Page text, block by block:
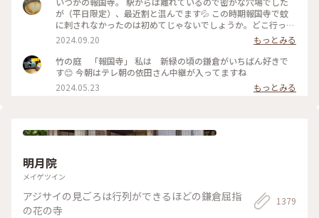
が（平日限定）、最近割と混んでます💦 この時期報国寺で蚊
に刺されなかったのは初めてじゃないでしょうか。どこ行っ
た〜🦟 #ことりっぷ旅2024 #鎌倉
2024.09.20
もっとみる
竹の庭 「報国寺」 私は 新緑の頃の鎌倉がいちばん好きで
す😊 今朝はテレ朝の依田さん中継が入ってますね
2024.05.23
もっとみる
明月院
メイゲツイン
アジサイの見ごろは行列ができるほどの鎌倉屈指
の花の寺
1379